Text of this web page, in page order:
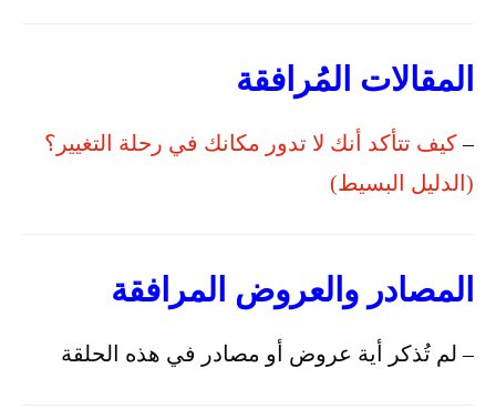
المقالات المُرافقة
–كيف تتأكد أنك لا تدور مكانك في رحلة التغيير؟
(الدليل البسيط)
المصادر والعروض المرافقة
– لم تُذكر أية عروض أو مصادر في هذه الحلقة